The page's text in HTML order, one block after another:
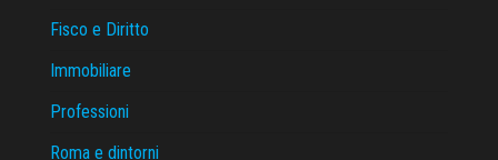
Fisco e Diritto
Immobiliare
Professioni
Roma e dintorni